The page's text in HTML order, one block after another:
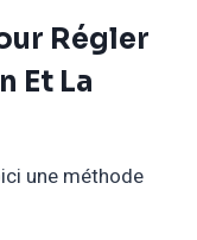
Régler
Et La
une méthode